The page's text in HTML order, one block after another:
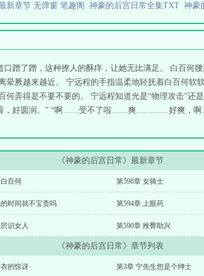
新章节 无弹窗 笔趣阁 神豪的后宫日常全集TXT 神豪
蹭了蹭，这种撩人的酥痒，让她无比满足。 白百何
厥越来越近。 宁远程的手指温柔地轻抚着白百何软
弄得是不要不要的。 宁远程知道光是“物理攻击”还
好看，好圆润。” “啊……受不了啦……爽…………
《神豪的后宫日常》最新章节
百何 第598章 女骑士
时间就不宝贵吗 第594章 上眼药
识女人 第590章 推臀助兴
《神豪的后宫日常》章节列表
的惊讶 第3章 宁先生您是个绅士